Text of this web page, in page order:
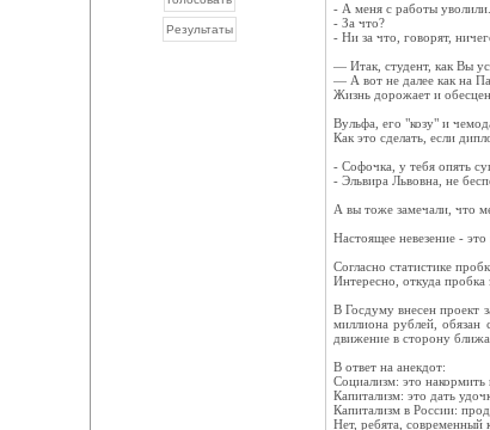
- А меня с работы уволили.
- За что?
- Ни за что, говорят,
— Итак, студент, как Вы
— А вот не далее как на
Жизнь дорожает и
Вульфа, его "козу" и
Как это сделать, если
- Софочка, у тебя опять
- Эльвира Львовна, не
А вы тоже замечали, что
Настоящее невезение -
Согласно статистике
Интересно, откуда пробка
В Госдуму внесен проект
миллиона рублей, обязан
движение в сторону
В ответ на анекдот:
Социализм: это накормить
Капитализм: это дать
Капитализм в России:
Нет, ребята, современный